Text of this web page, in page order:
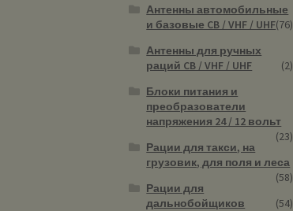
Антенны автомобильные
и базовые CB / VHF / UHF(76)
Антенны для ручных
раций CB / VHF / UHF
(2)
Блоки питания и
преобразователи
напряжения 24 / 12 вольт
(23)
Рации для такси, на
грузовик, для поля и леса
(58)
Рации для
дальнобойщиков
(54)